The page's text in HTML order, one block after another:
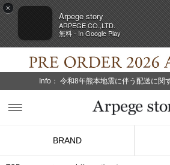
×
Arpege story
ARPEGE CO.,LTD.
無料 - In Google Play
Info： 令和8年熊本地震に伴う配送に関
BRAND